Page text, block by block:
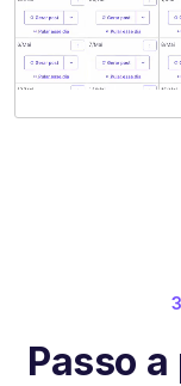
Passo